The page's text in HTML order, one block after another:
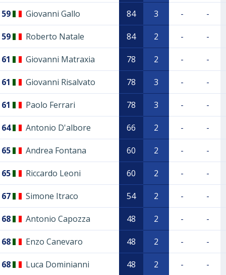
59 Giovanni Gallo 84 3 - -
59 Roberto Natale 84 2 - -
61 Giovanni Matraxia 78 2 - -
61 Giovanni Risalvato 78 3 - -
61 Paolo Ferrari 78 3 - -
64 Antonio D'albore 66 2 - -
65 Andrea Fontana 60 2 - -
65 Riccardo Leoni 60 2 - -
67 Simone Itraco 54 2 - -
68 Antonio Capozza 48 2 - -
68 Enzo Canevaro 48 2 - -
68 Luca Dominianni 48 2 - -